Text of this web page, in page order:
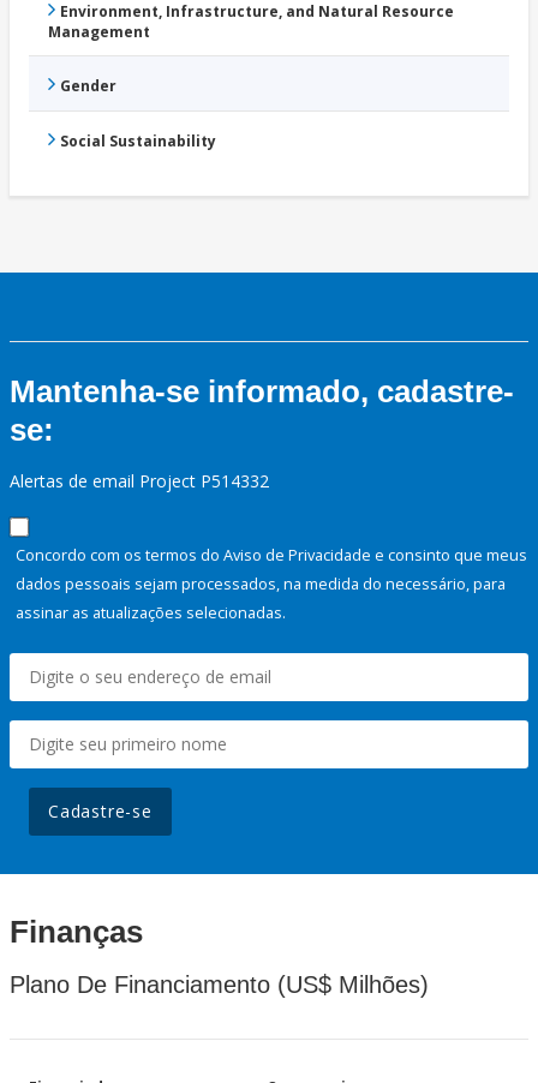
Environment, Infrastructure, and Natural Resource
Management
Gender
Social Sustainability
Mantenha-se informado, cadastre-
se:
Alertas de email Project P514332
Concordo com os termos do Aviso de Privacidade e consinto que meus
dados pessoais sejam processados, na medida do necessário, para
assinar as atualizações selecionadas.
Cadastre-se
Finanças
Plano De Financiamento (US$ Milhões)